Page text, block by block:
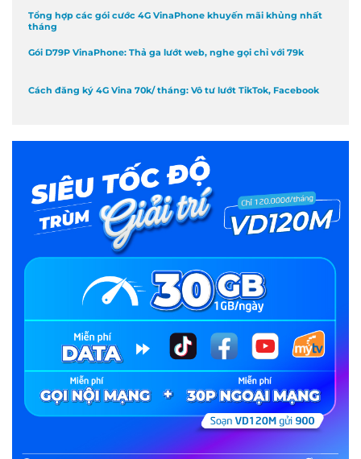
Tổng hợp các gói cước 4G VinaPhone khuyến mãi khủng nhất
tháng
Gói D79P VinaPhone: Thả ga lướt web, nghe gọi chỉ với 79k
Cách đăng ký 4G Vina 70k/ tháng: Vô tư lướt TikTok, Facebook